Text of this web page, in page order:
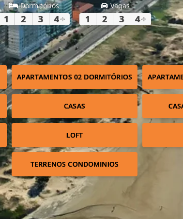
Dormitórios
1 2 3 4+
Vagas
1 2 3 4+
APARTAMENTOS 02 DORMITÓRIOS
CASAS
LOFT
TERRENOS CONDOMINIOS